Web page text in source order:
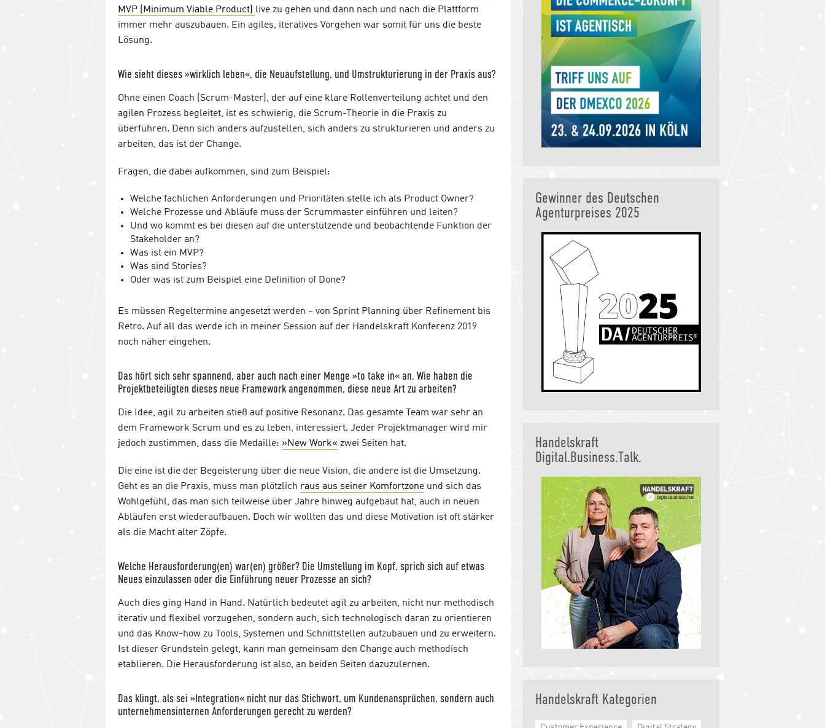
MVP (Minimum Viable Product) live zu gehen und dann nach und nach die Plattform
immer mehr auszubauen. Ein agiles, iteratives Vorgehen war somit für uns die beste
Lösung.
Wie sieht dieses »wirklich leben«, die Neuaufstellung, und Umstrukturierung in der Praxis aus?
Ohne einen Coach (Scrum-Master), der auf eine klare Rollenverteilung achtet und den
agilen Prozess begleitet, ist es schwierig, die Scrum-Theorie in die Praxis zu
überführen. Denn sich anders aufzustellen, sich anders zu strukturieren und anders zu
arbeiten, das ist der Change.
Fragen, die dabei aufkommen, sind zum Beispiel:
Welche fachlichen Anforderungen und Prioritäten stelle ich als Product Owner?
Welche Prozesse und Abläufe muss der Scrummaster einführen und leiten?
Und wo kommt es bei diesen auf die unterstützende und beobachtende Funktion der
Stakeholder an?
Was ist ein MVP?
Was sind Stories?
Oder was ist zum Beispiel eine Definition of Done?
Es müssen Regeltermine angesetzt werden – von Sprint Planning über Refinement bis
Retro. Auf all das werde ich in meiner Session auf der Handelskraft Konferenz 2019
noch näher eingehen.
Das hört sich sehr spannend, aber auch nach einer Menge »to take in« an. Wie haben die
Projektbeteiligten dieses neue Framework angenommen, diese neue Art zu arbeiten?
Die Idee, agil zu arbeiten stieß auf positive Resonanz. Das gesamte Team war sehr an
dem Framework Scrum und es zu leben, interessiert. Jeder Projektmanager wird mir
jedoch zustimmen, dass die Medaille: »New Work« zwei Seiten hat.
Die eine ist die der Begeisterung über die neue Vision, die andere ist die Umsetzung.
Geht es an die Praxis, muss man plötzlich raus aus seiner Komfortzone und sich das
Wohlgefühl, das man sich teilweise über Jahre hinweg aufgebaut hat, auch in neuen
Abläufen erst wiederaufbauen. Doch wir wollten das und diese Motivation ist oft stärker
als die Macht alter Zöpfe.
Welche Herausforderung(en) war(en) größer? Die Umstellung im Kopf, sprich sich auf etwas
Neues einzulassen oder die Einführung neuer Prozesse an sich?
Auch dies ging Hand in Hand. Natürlich bedeutet agil zu arbeiten, nicht nur methodisch
iterativ und flexibel vorzugehen, sondern auch, sich technologisch daran zu orientieren
und das Know-how zu Tools, Systemen und Schnittstellen aufzubauen und zu erweitern.
Ist dieser Grundstein gelegt, kann man gemeinsam den Change auch methodisch
etablieren. Die Herausforderung ist also, an beiden Seiten dazuzulernen.
Das klingt, als sei »Integration« nicht nur das Stichwort, um Kundenansprüchen, sondern auch
unternehmensinternen Anforderungen gerecht zu werden?
Gewinner des Deutschen
Agenturpreises 2025
Handelskraft
Digital.Business.Talk.
Handelskraft Kategorien